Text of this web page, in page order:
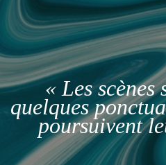
« Les
quelques
poursuivent